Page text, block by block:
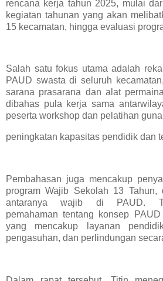
rencana kerja tahun 2025, mulai
kegiatan tahunan yang akan
15 kecamatan, hingga evaluasi
Salah satu fokus utama adalah
PAUD swasta di seluruh
sarana prasarana dan alat
dibahas pula kerja sama
peserta workshop dan pelatihan guna
peningkatan kapasitas pendidik dan
Pembahasan juga mencakup
program Wajib Sekolah 13
antaranya wajib di PAUD.
pemahaman tentang konsep
yang mencakup layanan
pengasuhan, dan perlindungan